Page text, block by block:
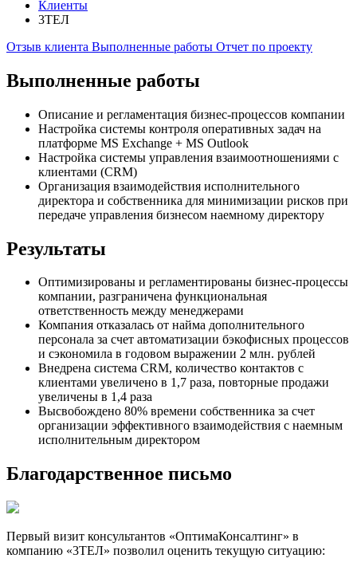
Клиенты
3ТЕЛ
Отзыв клиента Выполненные работы Отчет по проекту
Выполненные работы
Описание и регламентация бизнес-процессов компании
Настройка системы контроля оперативных задач на
платформе MS Exchange + MS Outlook
Настройка системы управления взаимоотношениями с
клиентами (CRM)
Организация взаимодействия исполнительного
директора и собственника для минимизации рисков при
передаче управления бизнесом наемному директору
Результаты
Оптимизированы и регламентированы бизнес-процессы
компании, разграничена функциональная
ответственность между менеджерами
Компания отказалась от найма дополнительного
персонала за счет автоматизации бэкофисных процессов
и сэкономила в годовом выражении 2 млн. рублей
Внедрена система CRM, количество контактов с
клиентами увеличено в 1,7 раза, повторные продажи
увеличены в 1,4 раза
Высвобождено 80% времени собственника за счет
организации эффективного взаимодействия с наемным
исполнительным директором
Благодарственное письмо
Первый визит консультантов «ОптимаКонсалтинг» в
компанию «3ТЕЛ» позволил оценить текущую ситуацию: